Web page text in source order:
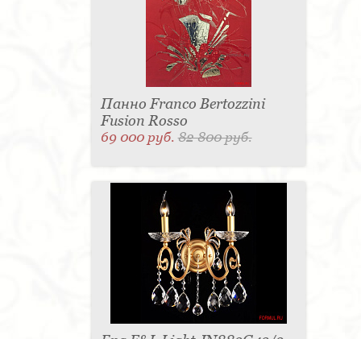
Панно Franco Bertozzini
Fusion Rosso
69 000 руб.82 800 руб.